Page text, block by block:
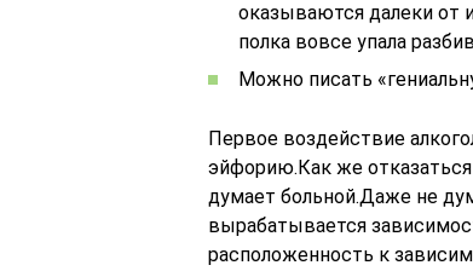
оказываются далеки от
полка вовсе упала
Можно писать
Первое воздействие
эйфорию.Как же
думает больной.Даже не
вырабатывается
расположенность к